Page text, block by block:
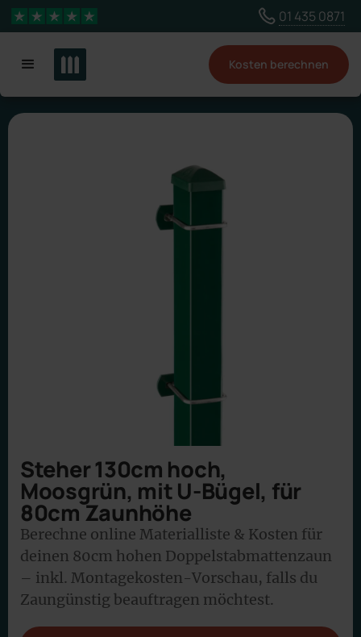
Wähle ein anderes Land, um Inhalte für deinen
Standort zu sehen
Land ändern
4,3 Sterne 01 435 0871
Kosten berechnen
Steher 130cm hoch,
Moosgrün, mit U-Bügel, für
80cm Zaunhöhe
Berechne online Materialliste & Kosten für
deinen 80cm hohen Doppelstabmattenzaun
– inkl. Montagekosten-Vorschau, falls du
Zaungünstig beauftragen möchtest.